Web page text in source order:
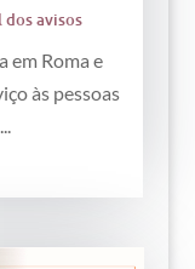
dos avisos
em Roma e
às pessoas